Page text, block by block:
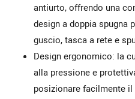
antiurto, offrendo una
design a doppia spugna
guscio, tasca a rete e
Design ergonomico: la
alla pressione e
posizionare facilmente